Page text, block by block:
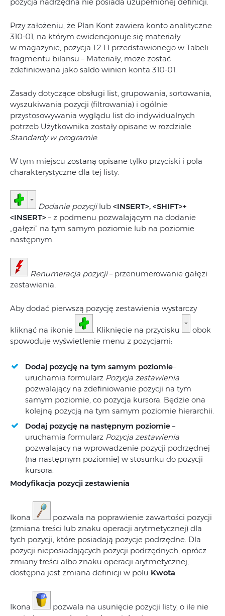
Przy założeniu, że Plan Kont zawiera konto analityczne
310-01, na którym ewidencjonuje się materiały
w magazynie, pozycja 1.2.1.1 przedstawionego w Tabeli
fragmentu bilansu – Materiały, może zostać
zdefiniowana jako saldo winien konta 310-01.
Zasady dotyczące obsługi list, grupowania, sortowania,
wyszukiwania pozycji (filtrowania) i ogólnie
przystosowywania wyglądu list do indywidualnych
potrzeb Użytkownika zostały opisane w rozdziale
Standardy w programie.
W tym miejscu zostaną opisane tylko przyciski i pola
charakterystyczne dla tej listy.
Dodanie pozycjilub <INSERT>, <SHIFT>+
<INSERT> – z podmenu pozwalającym na dodanie
„gałęzi” na tym samym poziomie lub na poziomie
następnym.
Renumeracja pozycji– przenumerowanie gałęzi
zestawienia.
Aby dodać pierwszą pozycję zestawienia wystarczy
kliknąć na ikonie . Kliknięcie na przycisku
obok
spowoduje wyświetlenie menu z pozycjami:
Dodaj pozycję na tym samym poziomie–
uruchamia formularz Pozycja zestawienia
pozwalający na zdefiniowanie pozycji na tym
samym poziomie, co pozycja kursora. Będzie ona
kolejną pozycją na tym samym poziomie hierarchii.
Dodaj pozycję na następnym poziomie –
uruchamia formularz Pozycja zestawienia
pozwalający na wprowadzenie pozycji podrzędnej
(na następnym poziomie) w stosunku do pozycji
kursora.
Modyfikacja pozycji zestawienia
Ikona
pozwala na poprawienie zawartości pozycji
(zmiana treści lub znaku operacji arytmetycznej) dla
tych pozycji, które posiadają pozycje podrzędne. Dla
pozycji nieposiadających pozycji podrzędnych, oprócz
zmiany treści albo znaku operacji arytmetycznej,
dostępna jest zmiana definicji w polu Kwota.
Ikona
pozwala na usunięcie pozycji listy, o ile nie